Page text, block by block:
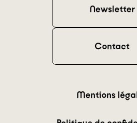
Newsletter
Contact
Mentions